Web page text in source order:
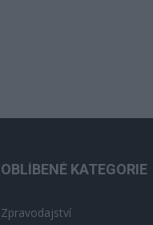
OBLÍBENÉ KATEGORIE
Zpravodajství